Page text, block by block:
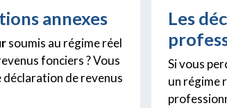
annexes
soumis au régime réel
fonciers ? Vous
déclaration de revenus
Les
Si vous
un régime